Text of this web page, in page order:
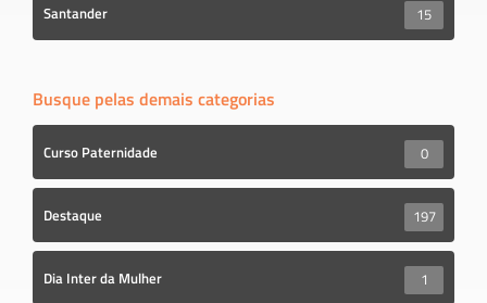
Santander 15
Busque pelas demais categorias
Curso Paternidade 0
Destaque 197
Dia Inter da Mulher 1